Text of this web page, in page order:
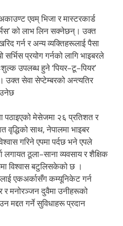
एवम् भिजा र मास्टरकार्ड
को लाभ लिन सक्नेछन्। उक्त
गर्न र अन्य व्यक्तिहरूलाई पैसा
प्रयोग गर्नको लागि भाइबरले
उपलब्ध हुने ‘पियर–टू–पियर’
उक्त सेवा सेप्टेम्बरको अन्त्यतिर
पठाइएको मेसेजमा २६ प्रतिशत र
वृद्धिको साथ, नेपालमा भाइबर
गरिने एपमा पर्दछ भने एपले
लगायत ठूला–साना व्यवसाय र शैक्षिक
विश्वास बटुलिसकेको छ ।
एकअर्कासँग कम्यूनिकेट गर्न
र मनोरञ्जन दुवैमा उनीहरूको
मद्दत गर्ने सुविधाहरू प्रदान